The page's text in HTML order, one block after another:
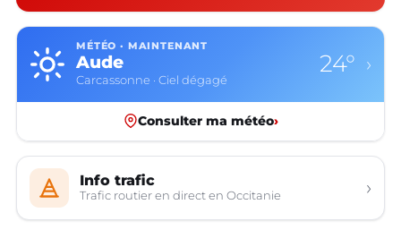
MÉTÉO · MAINTENANT
Aude
Carcassonne · Ciel dégagé
24° ›
Consulter ma météo›
Info trafic
Trafic routier en direct en Occitanie ›